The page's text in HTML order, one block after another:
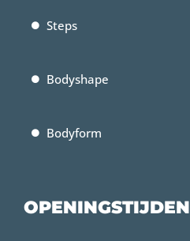
Steps
Bodyshape
Bodyform
OPENINGSTIJDEN